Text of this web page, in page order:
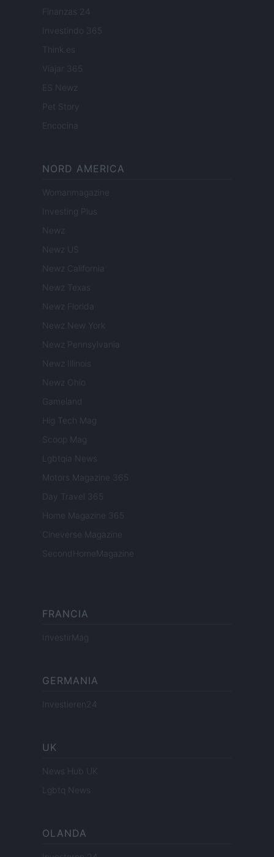
Finanzas 24
Investindo 365
Think.es
Viajar 365
ES Newz
Pet Story
Encocina
NORD AMERICA
Womanmagazine
Investing Plus
Newz
Newz US
Newz California
Newz Texas
Newz Florida
Newz New York
Newz Pennsylvania
Newz Illinois
Newz Ohio
Gameland
Hig Tech Mag
Scoop Mag
Lgbtqia News
Motors Magazine 365
Day Travel 365
Home Magazine 365
Cineverse Magazine
SecondHomeMagazine
FRANCIA
InvestirMag
GERMANIA
Investieren24
UK
News Hub UK
Lgbtq News
OLANDA